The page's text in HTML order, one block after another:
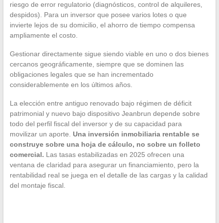
riesgo de error regulatorio (diagnósticos, control de alquileres,
despidos). Para un inversor que posee varios lotes o que
invierte lejos de su domicilio, el ahorro de tiempo compensa
ampliamente el costo.
Gestionar directamente sigue siendo viable en uno o dos bienes
cercanos geográficamente, siempre que se dominen las
obligaciones legales que se han incrementado
considerablemente en los últimos años.
La elección entre antiguo renovado bajo régimen de déficit
patrimonial y nuevo bajo dispositivo Jeanbrun depende sobre
todo del perfil fiscal del inversor y de su capacidad para
movilizar un aporte. Una inversión inmobiliaria rentable se
construye sobre una hoja de cálculo, no sobre un folleto
comercial. Las tasas estabilizadas en 2025 ofrecen una
ventana de claridad para asegurar un financiamiento, pero la
rentabilidad real se juega en el detalle de las cargas y la calidad
del montaje fiscal.